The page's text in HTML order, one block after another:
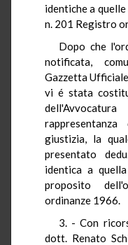
identiche a
n. 201 Registro
Dopo che
notificata,
Gazzetta
vi é stata
giustizia, la
presentato
identica a
proposito
ordinanze 1966.
3. - Con
dott. Renato